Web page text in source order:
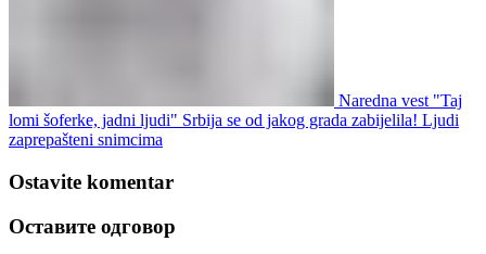
Naredna vest "Taj
lomi šoferke, jadni ljudi" Srbija se od jakog grada zabijelila! Ljudi
zaprepašteni snimcima
Ostavite komentar
Оставите одговор